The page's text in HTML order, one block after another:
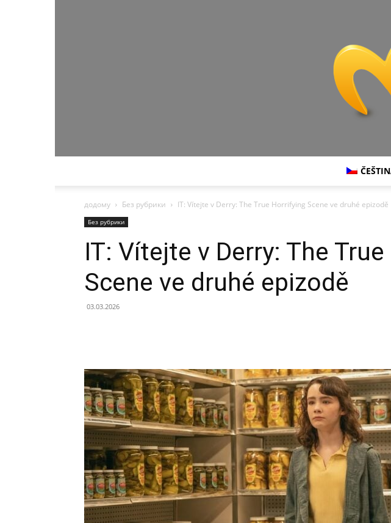
додому Без рубрики IT: Vítejte v Derry: The True Horrifying Scene ve druhé epizodě
Без рубрики
IT: Vítejte v Derry: The
Scene ve druhé epizodě
03.03.2026